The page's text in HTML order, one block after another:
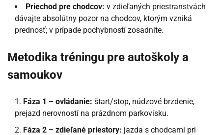
Priechod pre chodcov: v zdieľaných priestranstvách
dávajte absolútny pozor na chodcov, ktorým vzniká
prednosť; v prípade pochybností zosadnite.
Metodika tréningu pre autoškoly a
samoukov
Fáza 1 – ovládanie: štart/stop, núdzové brzdenie,
prejazd nerovností na prázdnom parkovisku.
Fáza 2 – zdieľané priestory: jazda s chodcami pri